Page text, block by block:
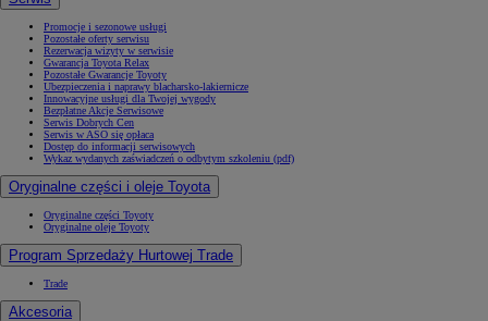
Promocje i sezonowe usługi
Pozostałe oferty serwisu
Rezerwacja wizyty w serwisie
Gwarancja Toyota Relax
Pozostałe Gwarancje Toyoty
Ubezpieczenia i naprawy blacharsko-lakiernicze
Innowacyjne usługi dla Twojej wygody
Bezpłatne Akcje Serwisowe
Serwis Dobrych Cen
Serwis w ASO się opłaca
Dostęp do informacji serwisowych
Wykaz wydanych zaświadczeń o odbytym szkoleniu (pdf)
Oryginalne części i oleje Toyota
Oryginalne części Toyoty
Oryginalne oleje Toyoty
Program Sprzedaży Hurtowej Trade
Trade
Akcesoria